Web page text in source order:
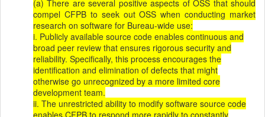
(a) There are several positive aspects of OSS that should
compel CFPB to seek out OSS when conducting market
research on software for Bureau-wide use:
i. Publicly available source code enables continuous and
broad peer review that ensures rigorous security and
reliability. Specifically, this process encourages the
identification and elimination of defects that might
otherwise go unrecognized by a more limited core
development team.
ii. The unrestricted ability to modify software source code
enables CFPB to respond more rapidly to constantly